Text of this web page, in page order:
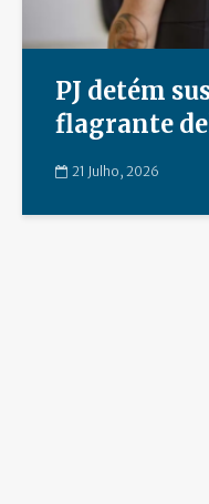
PJ detém
flagrante
21 Julho, 2026